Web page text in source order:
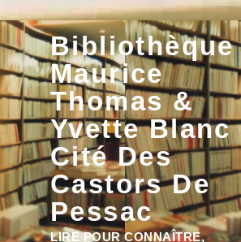
Aller
au
contenuBibliothèque
Maurice
Thomas &
Yvette Blanc
Cité Des
Castors De
Pessac
LIRE POUR CONNAÎTRE,
Rechercher :